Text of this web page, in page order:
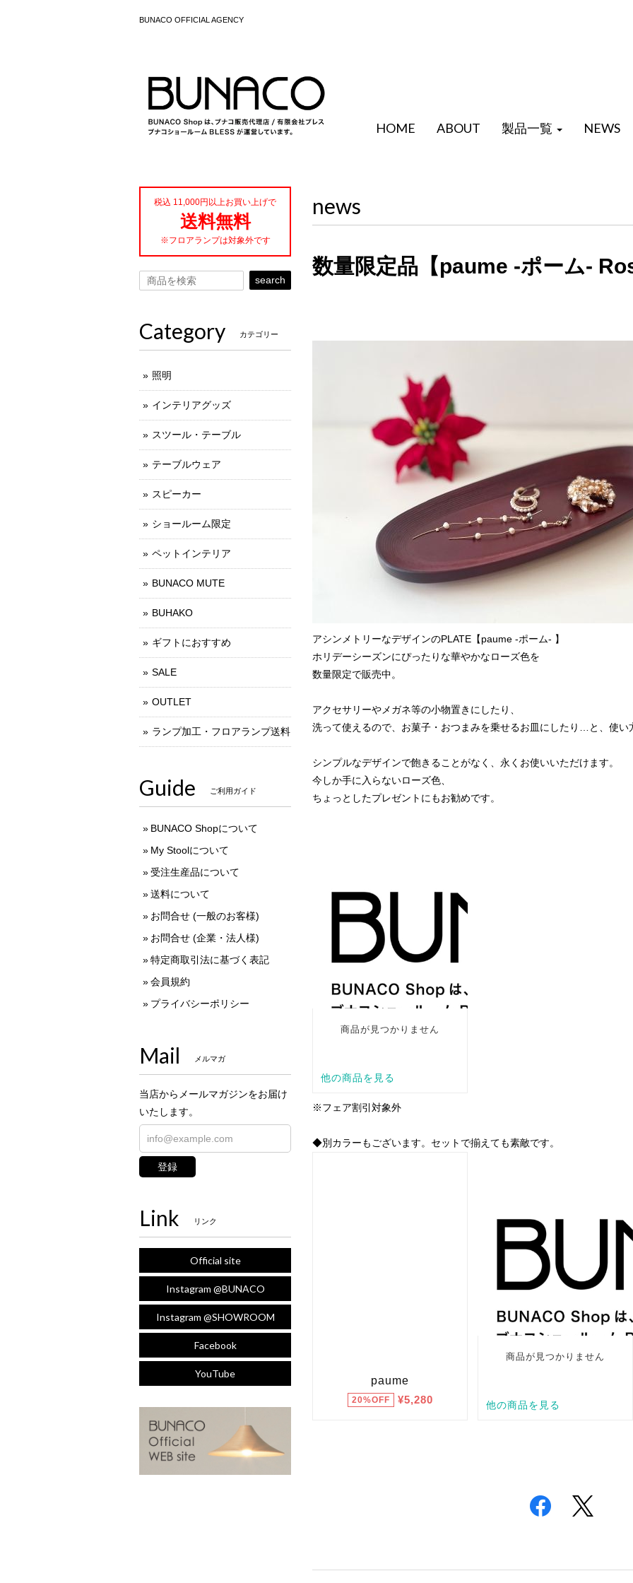
BUNACO OFFICIAL AGENCY
HOME ABOUT 製品一覧 NEWS
news
数量限定品【paume -ポーム-
アシンメトリーなデザインのPLATE【paume -ポーム- 】
ホリデーシーズンにぴったりな華やかなローズ色を
数量限定で販売中。
アクセサリーやメガネ等の小物置きにしたり、
洗って使えるので、お菓子・おつまみを乗せるお皿にしたり…と、使い
シンプルなデザインで飽きることがなく、永くお使いいただけます。
今しか手に入らないローズ色、
ちょっとしたプレゼントにもお勧めです。
※フェア割引対象外
◆別カラーもございます。セットで揃えても素敵です。
税込 11,000円以上お買い上げで
送料無料
※フロアランプは対象外です
search
Category カテゴリー
照明
インテリアグッズ
スツール・テーブル
テーブルウェア
スピーカー
ショールーム限定
ペットインテリア
BUNACO MUTE
BUHAKO
ギフトにおすすめ
SALE
OUTLET
ランプ加工・フロアランプ送料
Guide ご利用ガイド
BUNACO Shopについて
My Stoolについて
受注生産品について
送料について
お問合せ (一般のお客様)
お問合せ (企業・法人様)
特定商取引法に基づく表記
会員規約
プライバシーポリシー
Mail メルマガ
当店からメールマガジンをお届け
いたします。
登録
Link リンク
Official site
Instagram @BUNACO
Instagram @SHOWROOM
Facebook
YouTube